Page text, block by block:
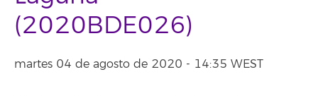
(2020BDE026)
martes 04 de agosto de 2020 - 14:35 WEST